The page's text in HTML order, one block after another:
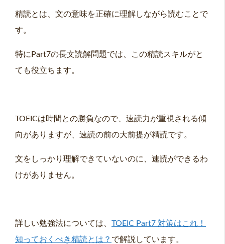
精読とは、文の意味を正確に理解しながら読むことで
す。
特にPart7の長文読解問題では、この精読スキルがと
ても役立ちます。
TOEICは時間との勝負なので、速読力が重視される傾
向がありますが、速読の前の大前提が精読です。
文をしっかり理解できていないのに、速読ができるわ
けがありません。
詳しい勉強法については、 TOEIC Part7 対策はこれ！
知っておくべき精読とは？ で解説しています。